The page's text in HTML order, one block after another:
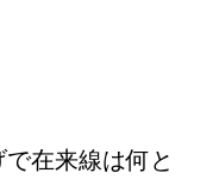
在来線は何と